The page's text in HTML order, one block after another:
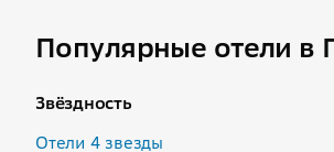
Популярные отели в
Звёздность
Отели 4 звезды